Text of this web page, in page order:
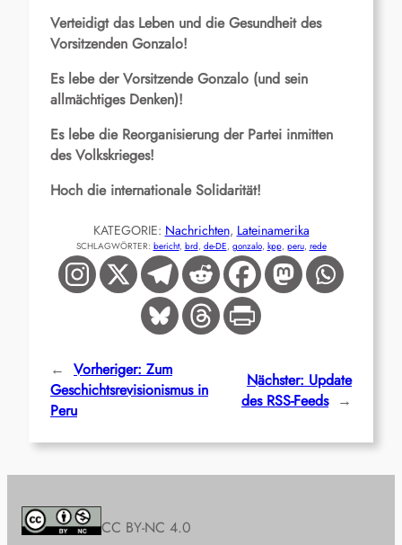
Verteidigt das Leben und die Gesundheit des
Vorsitzenden Gonzalo!
Es lebe der Vorsitzende Gonzalo (und sein
allmächtiges Denken)!
Es lebe die Reorganisierung der Partei inmitten
des Volkskrieges!
Hoch die internationale Solidarität!
KATEGORIE: Nachrichten, Lateinamerika
SCHLAGWÖRTER: bericht, brd, de-DE, gonzalo, kpp, peru, rede
← Vorheriger: Zum
Geschichtsrevisionismus in
Peru
Nächster: Update
des RSS-Feeds →
CC BY-NC 4.0